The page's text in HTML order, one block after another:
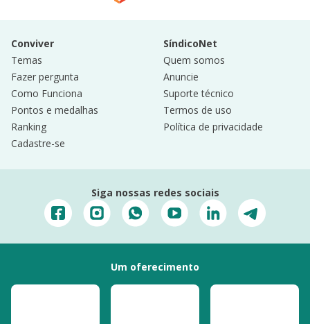
Conviver
Temas
Fazer pergunta
Como Funciona
Pontos e medalhas
Ranking
Cadastre-se
SíndicoNet
Quem somos
Anuncie
Suporte técnico
Termos de uso
Política de privacidade
Siga nossas redes sociais
Um oferecimento